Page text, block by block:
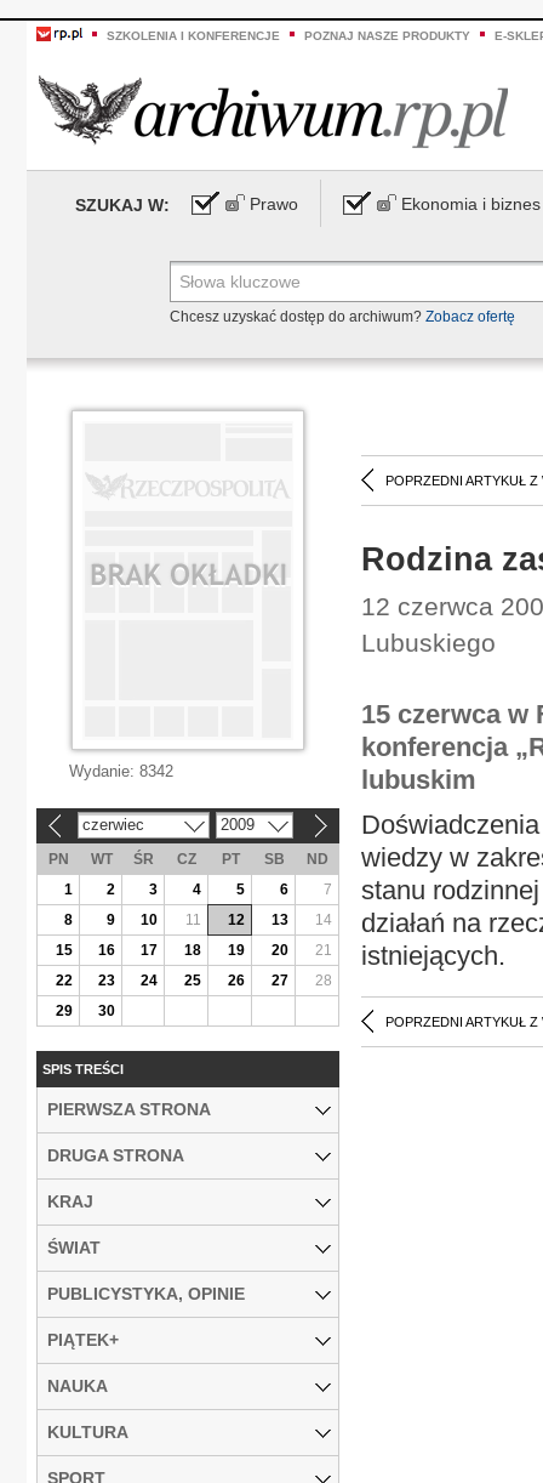
SZKOLENIA I KONFERENCJE POZNAJ NASZE PRODUKTY E-
SZUKAJ W: Prawo Ekonomia i biznes
Chcesz uzyskać dostęp do archiwum? Zobacz ofertę
POPRZEDNI ARTYKUŁ Z
Rodzina
12 czerwca
Lubuskiego
15 czerwca w
konferencja
lubuskim
wiedzy w
stanu
działań na
istniejących.
POPRZEDNI ARTYKUŁ Z
Wydanie: 8342
czerwiec 2009
PN WT ŚR CZ PT SB
ND
1
2 3 4 5 6
7
8
9 10 11 12 13
14
15
16 17 18 19 20
21
22
23 24 25 26 27
28
29
30
SPIS TREŚCI
PIERWSZA STRONA
DRUGA STRONA
KRAJ
ŚWIAT
PUBLICYSTYKA, OPINIE
PIĄTEK+
NAUKA
KULTURA
SPORT